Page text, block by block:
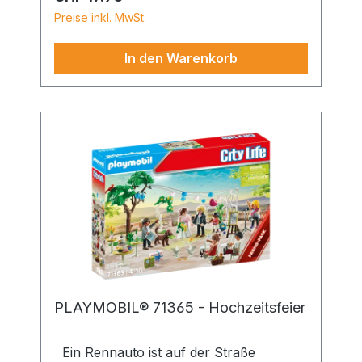
wieder neue spannende Geschichten zu
entdecken. Mutter und Sohn machen
einen kleinen Ausflug mit ihren Rollern
und legen eine Pause beim
Buchhäuschen ein, um sich eine neue
Häuschen zurück. Die Tiny Haus-
Spielwelt von PLAYMOBIL lädt Kinder
dazu ein, sich spielerisch mit den
Themen Nachhaltigkeit und
Umweltschutz auseinanderzusetzen. Alle
Sets der PLAYMOBIL Tiny Haus-
Spielwelt bestehen im Schnitt zu mehr
als 80% aus recycelten und biobasierten
Preise inkl. MwSt.
In den Warenkorb
PLAYMOBIL® 71365 - Hochzeitsfeier